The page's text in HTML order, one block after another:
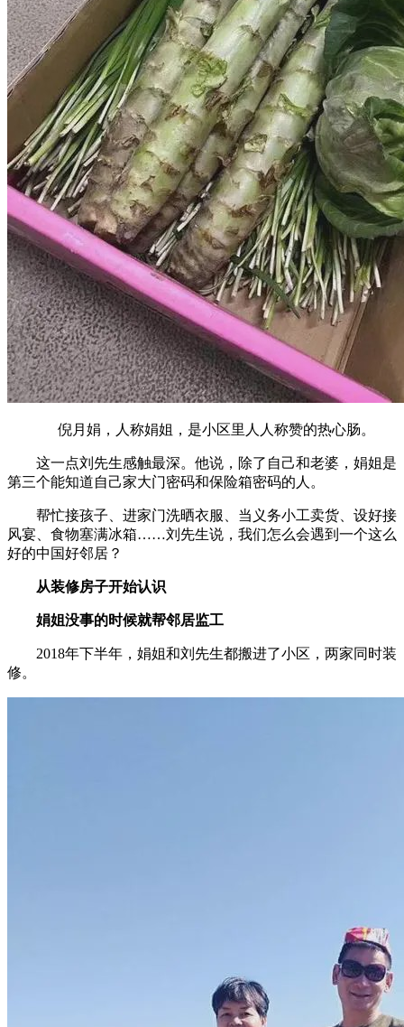
倪月娟，人称娟姐，是小区里人人称赞的热心肠。
这一点刘先生感触最深。他说，除了自己和老婆，娟姐是
第三个能知道自己家大门密码和保险箱密码的人。
帮忙接孩子、进家门洗晒衣服、当义务小工卖货、设好接
风宴、食物塞满冰箱……刘先生说，我们怎么会遇到一个这么
好的中国好邻居？
从装修房子开始认识
娟姐没事的时候就帮邻居监工
2018年下半年，娟姐和刘先生都搬进了小区，两家同时装
修。